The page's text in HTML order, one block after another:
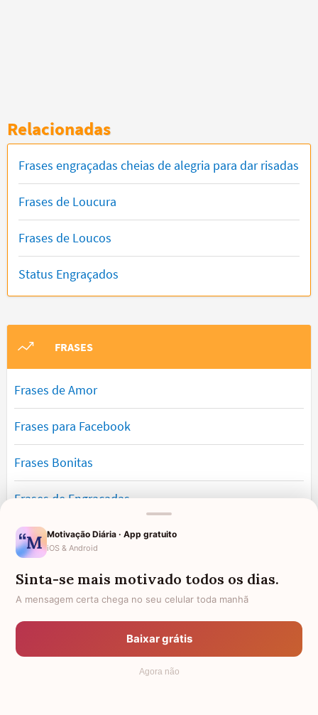
Relacionadas
Frases engraçadas cheias de alegria para dar risadas
Frases de Loucura
Frases de Loucos
Status Engraçados
FRASES
Frases de Amor
Frases para Facebook
Frases Bonitas
Frases de Engraçadas
Frases Românticas
Frases de Reflexão
Frases Lindas
Motivação Diária · App gratuito
iOS & Android
Sinta-se mais motivado todos os dias.
A mensagem certa chega no seu celular toda manhã
Baixar grátis
Agora não